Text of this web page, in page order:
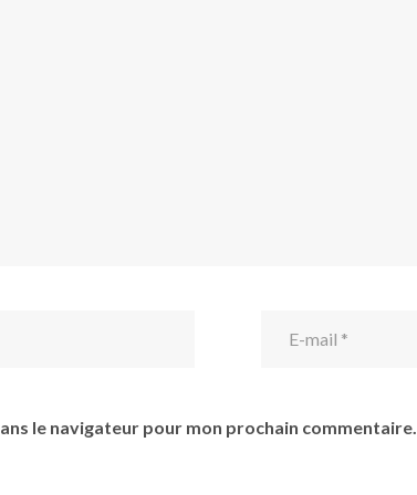
le navigateur pour mon prochain commentaire.